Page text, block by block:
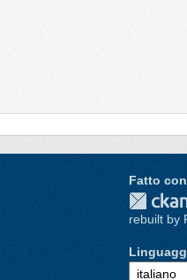
Fatto con
rebuilt by